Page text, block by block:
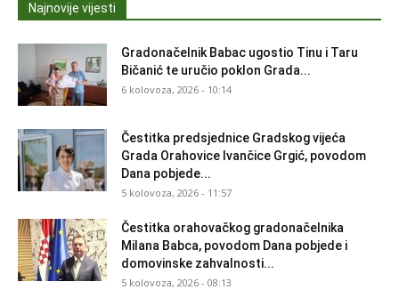
Najnovije vijesti
Gradonačelnik Babac ugostio Tinu i Taru
Bičanić te uručio poklon Grada...
6 kolovoza, 2026 - 10:14
Čestitka predsjednice Gradskog vijeća
Grada Orahovice Ivančice Grgić, povodom
Dana pobjede...
5 kolovoza, 2026 - 11:57
Čestitka orahovačkog gradonačelnika
Milana Babca, povodom Dana pobjede i
domovinske zahvalnosti...
5 kolovoza, 2026 - 08:13